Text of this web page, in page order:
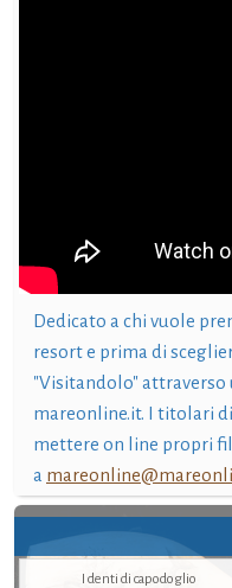
Dedicato a chi vuole
resort e prima di
"Visitandolo" attraverso
mareonline.it. I titolari
mettere on line propri
a
I denti di capodoglio